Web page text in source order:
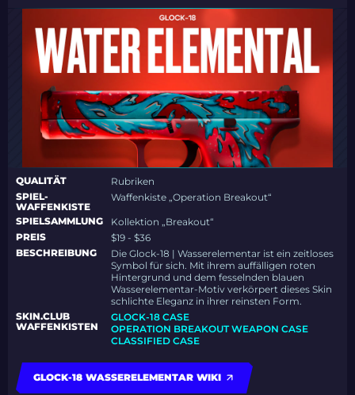
QUALITÄT
Rubriken
SPIEL-
WAFFENKISTE
Waffenkiste „Operation Breakout“
SPIELSAMMLUNG
Kollektion „Breakout“
PREIS
$19 - $36
BESCHREIBUNG
Die Glock-18 | Wasserelementar ist ein zeitloses
Symbol für sich. Mit ihrem auffälligen roten
Hintergrund und dem fesselnden blauen
Wasserelementar-Motiv verkörpert dieses Skin
schlichte Eleganz in ihrer reinsten Form.
SKIN.CLUB
WAFFENKISTEN
GLOCK-18 CASE
OPERATION BREAKOUT WEAPON CASE
CLASSIFIED CASE
GLOCK-18 WASSERELEMENTAR WIKI